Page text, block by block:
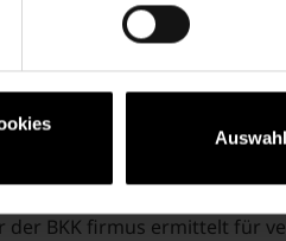
mit der
Baby beitragsfrei in der
Ihr Ehemann Mitglied
der
der BKK firmus ermittelt für